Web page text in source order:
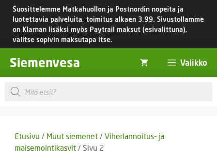
Siirry
sisältöön
Suosittelemme Matkahuollon ja Postnordin nopeita ja
luotettavia palveluita, toimitus alkaen 3,99. Sivustollamme
on Klarnan lisäksi myös Paytrail maksut (esivalittuna),
valitse sopivin maksutapa itse.
Siemenvesa Valikko
Products
search
Etusivu / Muut siemenet / Viherlannoitus- ja
maisemointikasvit / Sivu 2